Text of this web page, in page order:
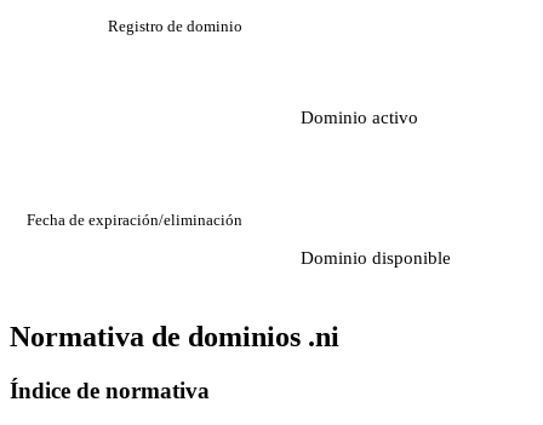
Registro de dominio
Dominio activo
Fecha de expiración/eliminación
Dominio disponible
Normativa de dominios .ni
Índice de normativa